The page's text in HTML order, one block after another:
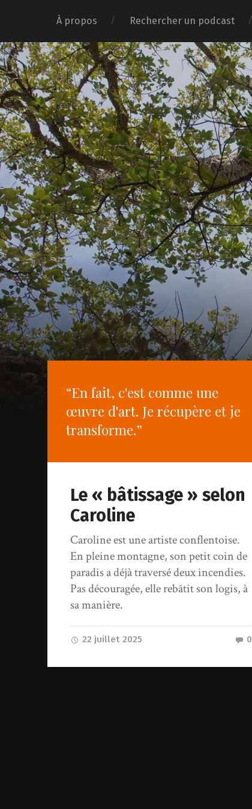
À propos Rechercher un podcast
“En fait, c'est comme une
œuvre d'art. Je récupère et je
transforme.”
Le « bâtissage » selon
Caroline
Caroline est une artiste conflentoise.
En pleine montagne, son petit coin de
paradis a déjà traversé deux incendies.
Pas découragée, elle rebâtit son logis, à
sa manière.
22 juillet 2025 0